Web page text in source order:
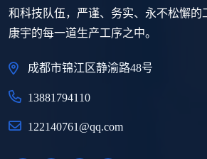
和科技队伍，严谨、务实、永不松懈的
康宇的每一道生产工序之中。
成都市锦江区静渝路48号
13881794110
122140761@qq.com